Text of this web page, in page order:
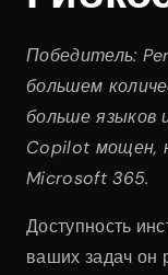
Победитель:
большем
больше языков
Copilot мощен,
Microsoft 365.
Доступность
ваших задач он